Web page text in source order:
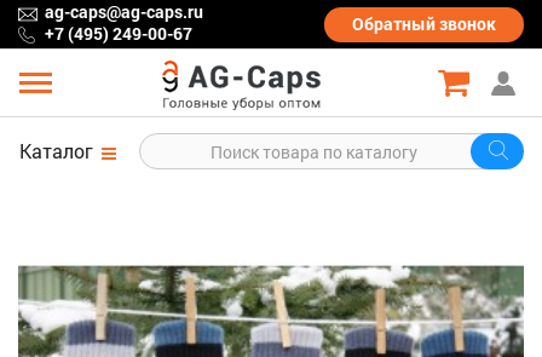
ag-caps@ag-caps.ru
+7 (495) 249-00-67
Обратныйзвонок
Каталог